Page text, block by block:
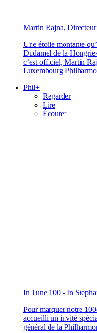
Martin Rajna, Directeur
Une étoile montante
Dudamel de la
c’est officiel, Martin
Luxembourg
Phil+
Regarder
Lire
Écouter
In Tune 100 - In
Pour marquer notre
accueilli un invité
général de la